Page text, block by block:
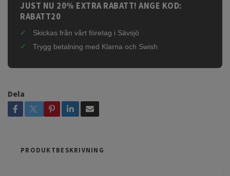
JUST NU 20% EXTRA RABATT! ANGE KOD:
RABATT20
Skickas från vårt företag i Sävsjö
Trygg betalning med Klarna och Swish
Dela
PRODUKTBESKRIVNING